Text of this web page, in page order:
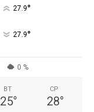
27.9°
27.9°
0 %
ВТ
25°
СР
28°